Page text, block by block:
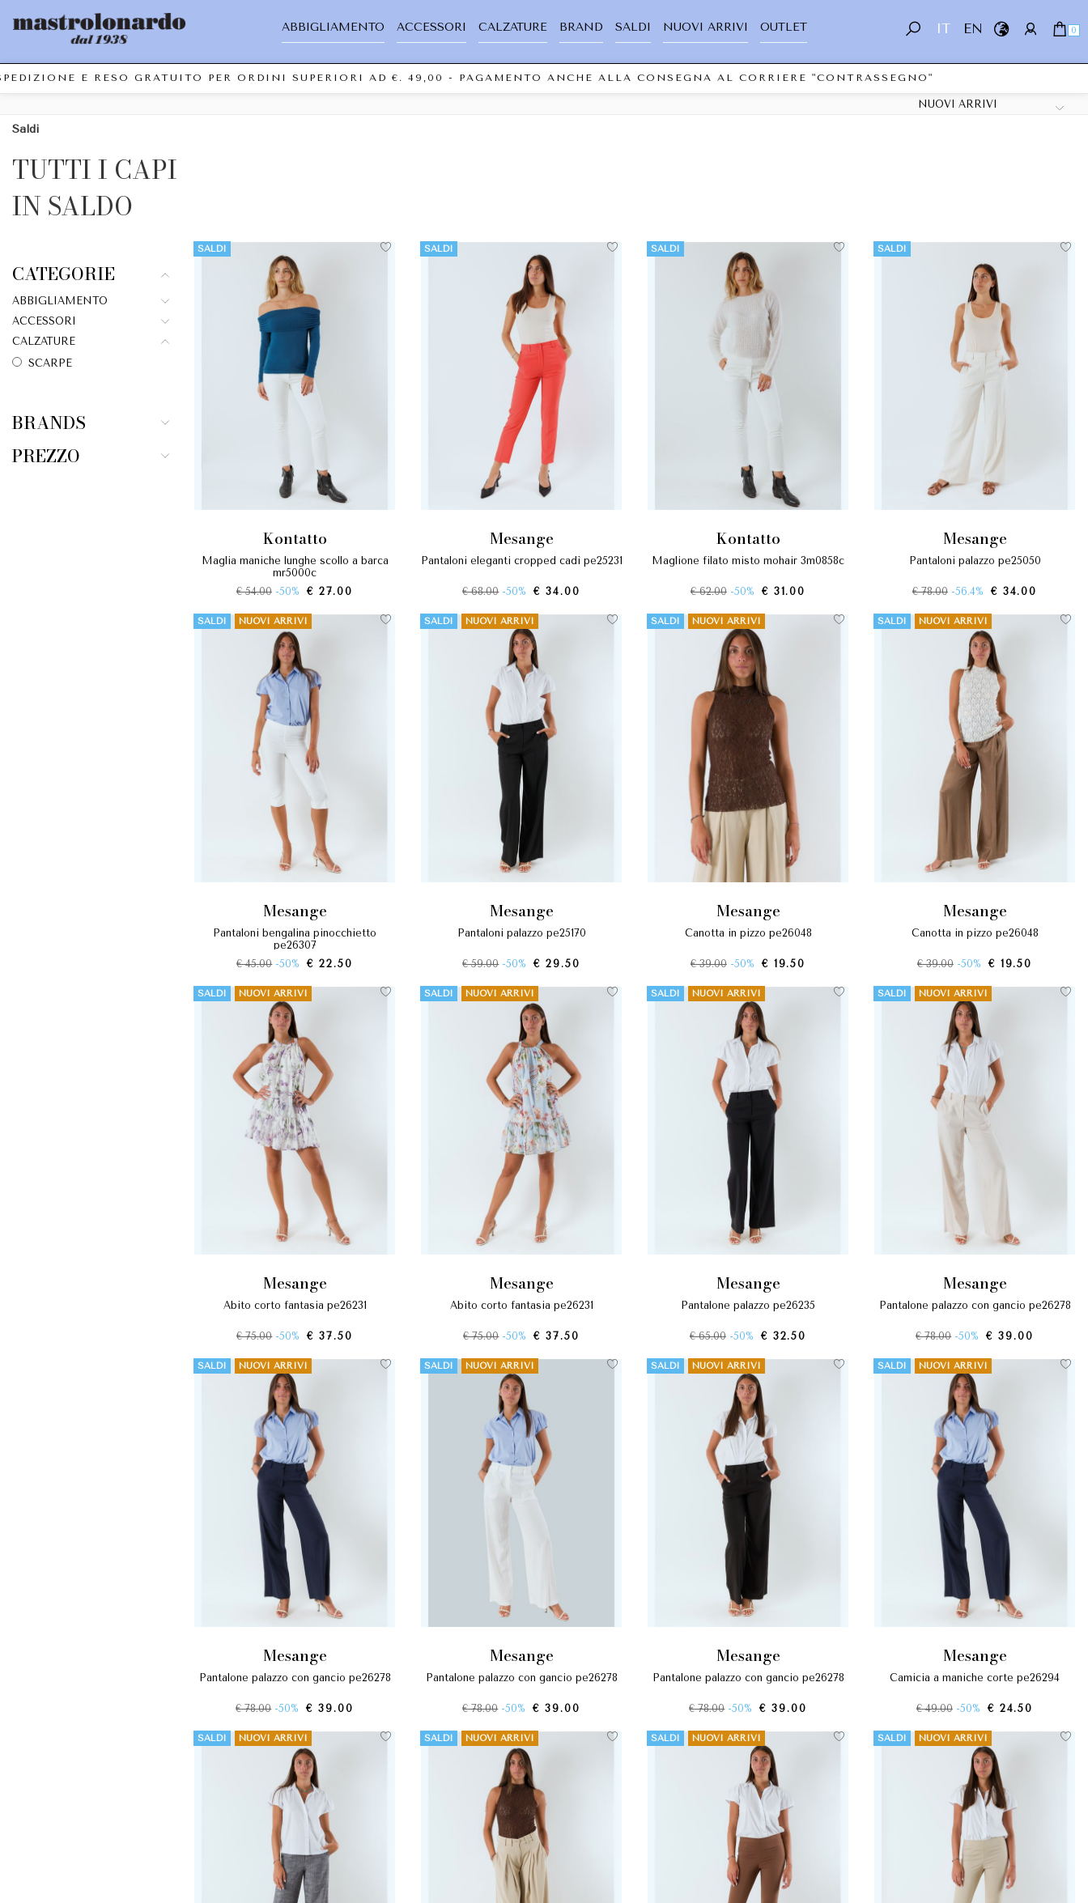
IT EN 0
ABBIGLIAMENTO ACCESSORI CALZATURE BRAND SALDI NUOVI ARRIVI OUTLET
E RESO GRATUITO PER ORDINI SUPERIORI AD €. 49,00 - PAGAMENTO ANCHE ALLA CONSEGNA AL CORRIERE "CONTRASSEGNO"
Saldi
TUTTI I CAPI
IN SALDO
CATEGORIE
ABBIGLIAMENTO
ACCESSORI
CALZATURE
SCARPE
BRANDS
PREZZO
SALDI
kontatto
maglia maniche lunghe scollo a barca
mr5000c
€ 54.00 -50% € 27.00
SALDI
mesange
pantaloni eleganti cropped cadì pe25231
€ 68.00 -50% € 34.00
SALDI
kontatto
maglione filato misto mohair 3m0858c
€ 62.00 -50% € 31.00
SALDI
mesange
pantaloni palazzo pe25050
€ 78.00 -56.4% € 34.00
SALDI NUOVI ARRIVI
mesange
pantaloni bengalina pinocchietto
pe26307
€ 45.00 -50% € 22.50
SALDI NUOVI ARRIVI
mesange
pantaloni palazzo pe25170
€ 59.00 -50% € 29.50
SALDI NUOVI ARRIVI
mesange
canotta in pizzo pe26048
€ 39.00 -50% € 19.50
SALDI NUOVI ARRIVI
mesange
canotta in pizzo pe26048
€ 39.00 -50% € 19.50
SALDI NUOVI ARRIVI
mesange
abito corto fantasia pe26231
€ 75.00 -50% € 37.50
SALDI NUOVI ARRIVI
mesange
abito corto fantasia pe26231
€ 75.00 -50% € 37.50
SALDI NUOVI ARRIVI
mesange
pantalone palazzo pe26235
€ 65.00 -50% € 32.50
SALDI NUOVI ARRIVI
mesange
pantalone palazzo con gancio pe26278
€ 78.00 -50% € 39.00
SALDI NUOVI ARRIVI
mesange
pantalone palazzo con gancio pe26278
€ 78.00 -50% € 39.00
SALDI NUOVI ARRIVI
mesange
pantalone palazzo con gancio pe26278
€ 78.00 -50% € 39.00
SALDI NUOVI ARRIVI
mesange
pantalone palazzo con gancio pe26278
€ 78.00 -50% € 39.00
SALDI NUOVI ARRIVI
mesange
camicia a maniche corte pe26294
€ 49.00 -50% € 24.50
SALDI NUOVI ARRIVI SALDI NUOVI ARRIVI SALDI NUOVI ARRIVI SALDI NUOVI ARRIVI